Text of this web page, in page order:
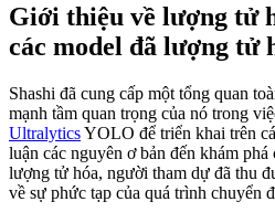
Giới thiệu về lượng tử
các model đã lượng tử
Shashi đã cung cấp một tổng quan
mạnh tầm quan trọng của nó trong
UltralyticsYOLO để triển khai trên
luận các nguyên ơ bản đến khám
lượng tử hóa, người tham dự đã thu
về sự phức tạp của quá trình chuyển